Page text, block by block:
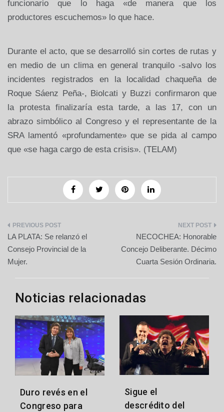
funcionario que lo haga «de manera que los
productores escuchemos» lo que hace.
Durante el acto, que se desarrolló sin cortes de rutas y
en medio de un clima en general tranquilo -salvo los
incidentes registrados en la localidad chaqueña de
Roque Sáenz Peña-, Biolcati y Buzzi confirmaron que
la protesta finalizaría esta tarde, a las 17, con un
abrazo simbólico al Congreso y el representante de la
SRA lamentó «profundamente» que se pida al campo
que «se haga cargo de esta crisis». (TELAM)
Navegación
de
entradas
LA PLATA: Se relanzó el
Consejo Provincial de la
Mujer.
NECOCHEA: Honorable
Concejo Deliberante. Décimo
Cuarta Sesión Ordinaria.
Noticias relacionadas
Duro revés en el
Congreso para
Sigue el
descrédito del